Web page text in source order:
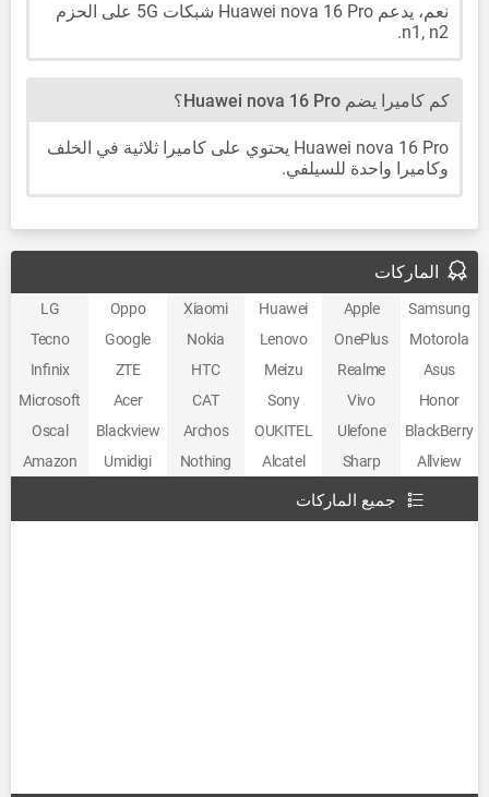
نعم، يدعم Huawei nova 16 Pro شبكات 5G على الحزم
n1, n2.
كم كاميرا يضم Huawei nova 16 Pro؟
Huawei nova 16 Pro يحتوي على كاميرا ثلاثية في الخلف
وكاميرا واحدة للسيلفي.
الماركات
Samsung
Apple
Huawei
Xiaomi
Oppo
LG
Motorola
OnePlus
Lenovo
Nokia
Google
Tecno
Asus
Realme
Meizu
HTC
ZTE
Infinix
Honor
Vivo
Sony
CAT
Acer
Microsoft
BlackBerry
Ulefone
OUKITEL
Archos
Blackview
Oscal
Allview
Sharp
Alcatel
Nothing
Umidigi
Amazon
جميع الماركات